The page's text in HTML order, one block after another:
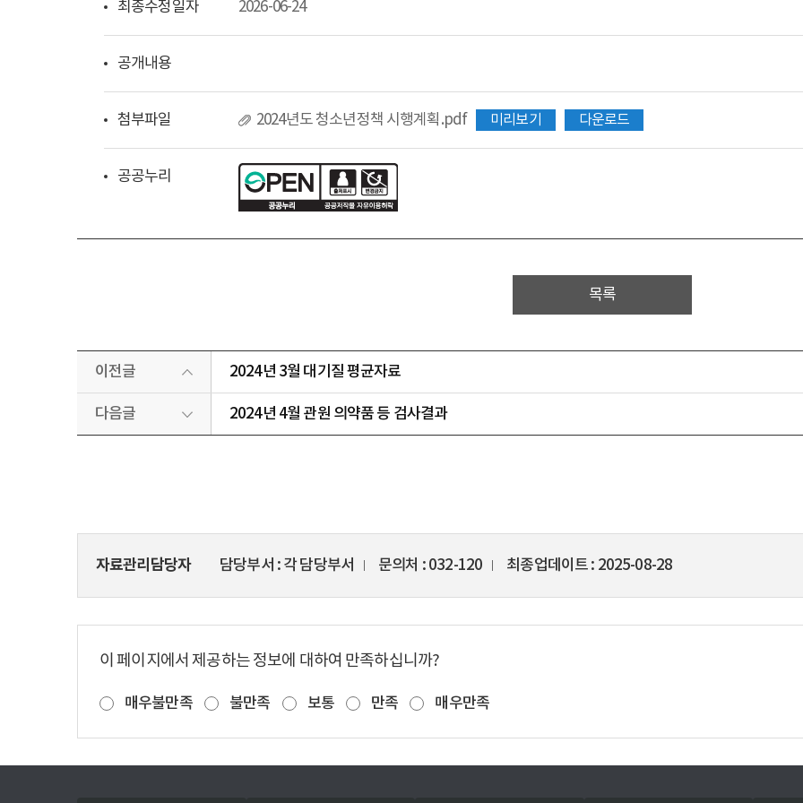
최종수정일자 2026-06-24
공개내용
첨부파일 2024년도 청소년정책 시행계획.pdf 미리보기 다운로드
공공누리
목록
이전글 2024년 3월 대기질 평균자료
다음글 2024년 4월 관원 의약품 등 검사결과
자료관리담당자 담당부서 각 담당부서 문의처 032-120 최종업데이트 2025-08-28
이 페이지에서 제공하는 정보에 대하여 만족하십니까?
매우불만족 불만족 보통 만족 매우만족